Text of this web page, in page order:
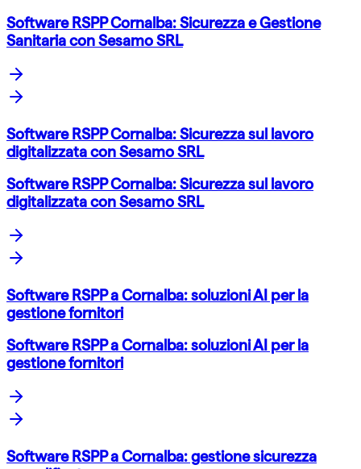
Software RSPP Cornalba: Sicurezza e Gestione
Sanitaria con Sesamo SRL
Software RSPP Cornalba: Sicurezza sul lavoro
digitalizzata con Sesamo SRL
Software RSPP Cornalba: Sicurezza sul lavoro
digitalizzata con Sesamo SRL
Software RSPP a Cornalba: soluzioni AI per la
gestione fornitori
Software RSPP a Cornalba: soluzioni AI per la
gestione fornitori
Software RSPP a Cornalba: gestione sicurezza